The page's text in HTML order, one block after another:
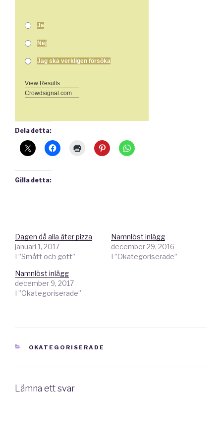
Ja
Nej
Jag ska verkligen försöka
View Results
Crowdsignal.com
Dela detta:
Gilla detta:
Dagen då alla äter pizza
januari 1, 2017
I ”Smått och gott”
Namnlöst inlägg
december 29, 2016
I ”Okategoriserade”
Namnlöst inlägg
december 9, 2017
I ”Okategoriserade”
KATEGORIER
OKATEGORISERADE
Lämna ett svar